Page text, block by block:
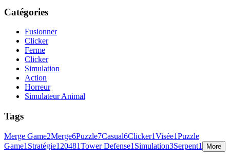
Catégories
Fusionner
Clicker
Ferme
Clicker
Simulation
Action
Horreur
Simulateur Animal
Tags
Merge Game2Merge6Puzzle7Casual6Clicker1Visée1Puzzle
Game1 Stratégie1 20481Tower Defense1 Simulation3Serpent1 More